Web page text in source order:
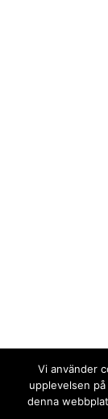
Vi använder
upplevelsen
denna